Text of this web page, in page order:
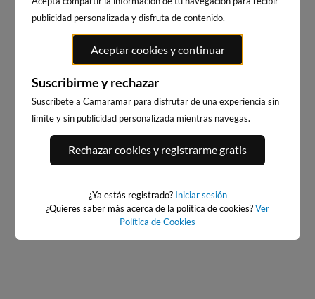
WEBCAMS CERCANAS
PLAYA DE SITGES
209km · Sitges
0.1 m CHOPI
PUNTA PRIMA, SALOU
0.1 m CHOPI
publicidad personalizada y disfruta de contenido.
Aceptar cookies y continuar
Suscribirme y rechazar
Suscríbete a Camaramar para disfrutar de una experiencia sin
límite y sin publicidad personalizada mientras navegas.
Rechazar cookies y registrarme gratis
¿Ya estás registrado? Iniciar sesión
¿Quieres saber más acerca de la política de cookies?Ver
Política de Cookies